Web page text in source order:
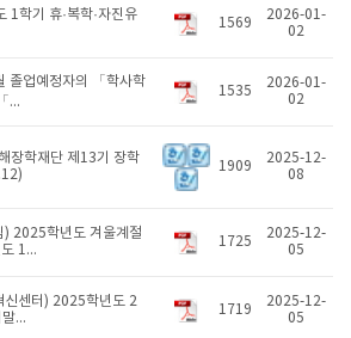
1학기 휴·복학·자진유
1569
2026-01-
02
졸업예정자의 「학사학
...
1535
2026-01-
02
장학재단 제13기 장학
1909
2025-12-
08
) 2025학년도 겨울계절
1...
1725
2025-12-
05
신센터) 2025학년도 2
...
1719
2025-12-
05